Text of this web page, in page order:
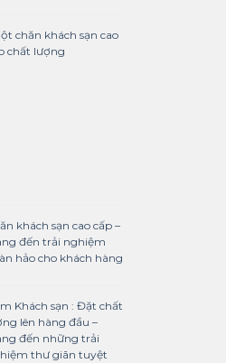
chăn khách sạn cao
chất lượng
khách sạn cao cấp –
đến trải nghiệm
hảo cho khách hàng
Khách sạn : Đặt chất
lên hàng đầu –
đến những trải
thư giãn tuyệt